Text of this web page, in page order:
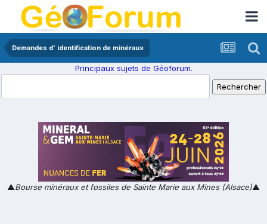
Demandes d' identification de minéraux
Principaux sujets de Géoforum.
▲Bourse minéraux et fossiles de Sainte Marie aux Mines (Alsace)▲